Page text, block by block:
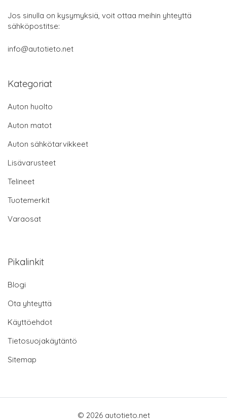
Jos sinulla on kysymyksiä, voit ottaa meihin yhteyttä
sähköpostitse:
info@autotieto.net
Kategoriat
Auton huolto
Auton matot
Auton sähkötarvikkeet
Lisävarusteet
Telineet
Tuotemerkit
Varaosat
Pikalinkit
Blogi
Ota yhteyttä
Käyttöehdot
Tietosuojakäytäntö
Sitemap
© 2026 autotieto.net